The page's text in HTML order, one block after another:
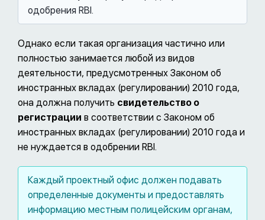
одобрения RBI.
Однако если такая организация частично или
полностью занимается любой из видов
деятельности, предусмотренных Законом об
иностранных вкладах (регулировании) 2010 года,
она должна получить свидетельство о
регистрации в соответствии с Законом об
иностранных вкладах (регулировании) 2010 года и
не нуждается в одобрении RBI.
Каждый проектный офис должен подавать
определенные документы и предоставлять
информацию местным полицейским органам,